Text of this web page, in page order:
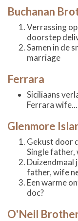
Buchanan
Verrassing
doorstep
Samen in de
marriage
Ferrara
Siciliaans
Ferrara
Glenmore
Gekust door
Single father,
Duizendmaal
father, wife
Een warme
doc?
O'Neil